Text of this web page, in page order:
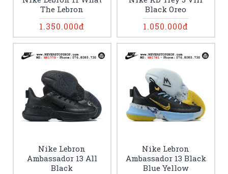
The Lebron
1.350.000đ
Black Oreo
1.050.000đ
Nike Lebron
Ambassador 13 All
Black
Nike Lebron
Ambassador 13 Black
Blue Yellow